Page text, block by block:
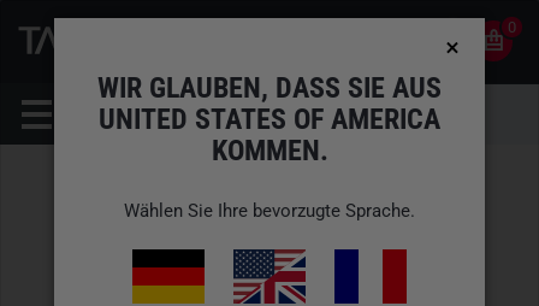
0
WIR GLAUBEN, DASS SIE AUS
UNITED STATES OF AMERICA
KOMMEN.
Wählen Sie Ihre bevorzugte Sprache.